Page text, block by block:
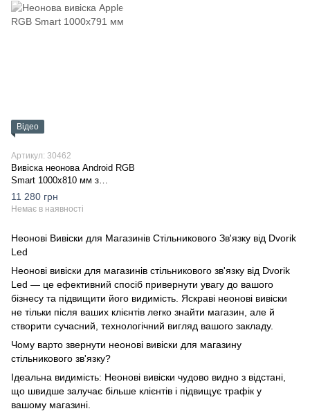
Відео
Артикул: 30462
Вивіска неонова Android RGB
Smart 1000х810 мм з
контролером пульта –
інноваційна LED вивіска з
11 280 грн
Немає в наявності
Неонові Вивіски для Магазинів Стільникового Зв'язку від Dvorik
Led
Неонові вивіски для магазинів стільникового зв'язку від Dvorik
Led — це ефективний спосіб привернути увагу до вашого
бізнесу та підвищити його видимість. Яскраві неонові вивіски
не тільки після ваших клієнтів легко знайти магазин, але й
створити сучасний, технологічний вигляд вашого закладу.
Чому варто звернути неонові вивіски для магазину
стільникового зв'язку?
Ідеальна видимість: Неонові вивіски чудово видно з відстані,
що швидше залучає більше клієнтів і підвищує трафік у
вашому магазині.